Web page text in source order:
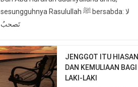
sesungguhnya Rasulullah ﷺ bersabda: لا
تَصحبُ
JENGGOT ITU HIASAN
DAN KEMULIAAN BAGI
LAKI-LAKI